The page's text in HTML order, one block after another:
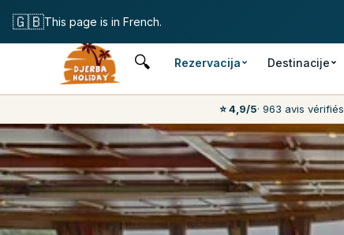
🔍 Rezervacija Destinacije
⭐ 4,9/5· 963 avis vérifiés
🇬🇧This page is in French.